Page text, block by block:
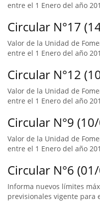
entre el 1 Enero del año
Circular N°17
Valor de la Unidad de
entre el 1 Enero del año
Circular N°12
Valor de la Unidad de
entre el 1 Enero del año
Circular N°9
Valor de la Unidad de
entre el 1 Enero del año
Circular N°6
Informa nuevos límites
previsionales vigente para